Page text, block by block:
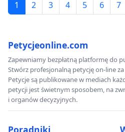
1 2 3 4 5 6 7
Petycjeonline.com
Zapewniamy bezpłatną platformę do
Stwórz profesjonalną petycję on-line
Petycje są publikowane w mediach
petycji jest świetnym sposobem, na
i organów decyzyjnych.
Poradniki